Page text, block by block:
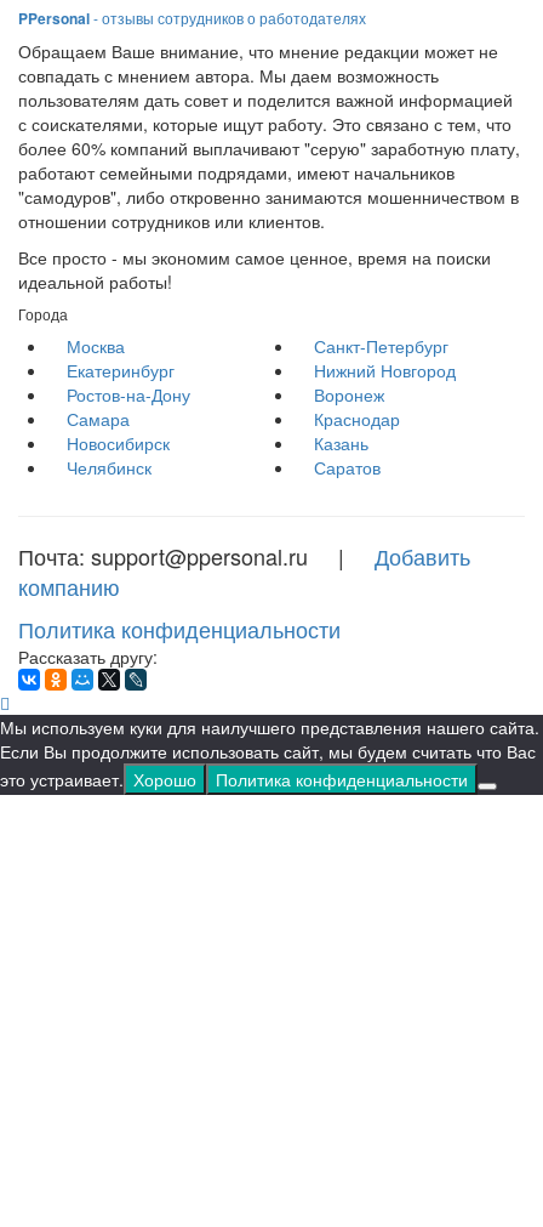
PPersonal- отзывы сотрудников о работодателях
Обращаем Ваше внимание, что мнение редакции может не
совпадать с мнением автора. Мы даем возможность
пользователям дать совет и поделится важной информацией
с соискателями, которые ищут работу. Это связано с тем, что
более 60% компаний выплачивают "серую" заработную плату,
работают семейными подрядами, имеют начальников
"самодуров", либо откровенно занимаются мошенничеством в
отношении сотрудников или клиентов.
Все просто - мы экономим самое ценное, время на поиски
идеальной работы!
Города
Москва
Санкт-Петербург
Екатеринбург
Нижний Новгород
Ростов-на-Дону
Воронеж
Самара
Краснодар
Новосибирск
Казань
Челябинск
Саратов
Почта: support@ppersonal.ru | Добавить
компанию
Политика конфиденциальности
Рассказать другу:
Мы используем куки для наилучшего представления нашего сайта.
Если Вы продолжите использовать сайт, мы будем считать что Вас
это устраивает. Хорошо Политика конфиденциальности